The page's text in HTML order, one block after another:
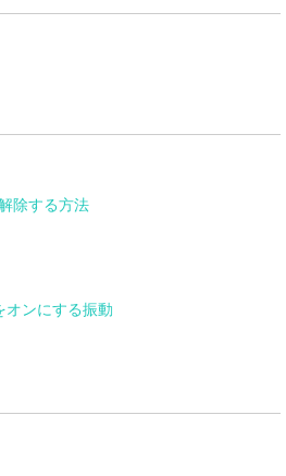
除する方法
オンにする振動